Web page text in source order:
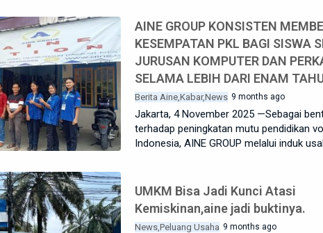
AINE GROUP KONSISTEN
KESEMPATAN PKL BAGI SISWA
JURUSAN KOMPUTER DAN
SELAMA LEBIH DARI ENAM
Berita Aine Kabar News 9 months ago
Jakarta, 4 November 2025 —Sebagai
terhadap peningkatan mutu pendidikan
Indonesia, AINE GROUP melalui induk
UMKM Bisa Jadi Kunci Atasi
Kemiskinan,aine jadi buktinya.
News Peluang Usaha 9 months ago